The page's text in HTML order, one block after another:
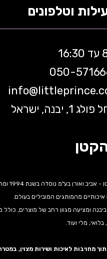
וטלפונים
info@
יבנה, ישראל
חברת
איכותיים מהמותגים המובילים בעולם.
ומציעה מגוון רחב של מוצרים, כולל
מלי ועוד.
מחויבות לאיכות ושירות מצוין,